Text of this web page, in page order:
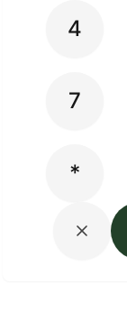
4
7
*